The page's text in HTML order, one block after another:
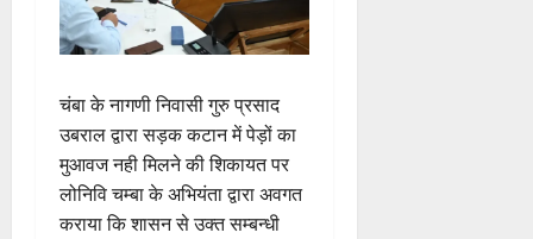
चंबा के नागणी निवासी गुरु प्रसाद
उबराल द्वारा सड़क कटान में पेड़ों का
मुआवज नही मिलने की शिकायत पर
लोनिवि चम्बा के अभियंता द्वारा अवगत
कराया कि शासन से उक्त सम्बन्धी